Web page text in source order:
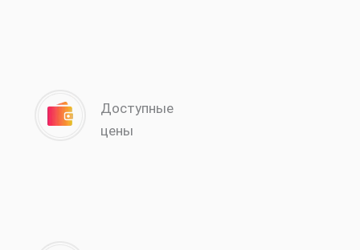
Доступные
цены